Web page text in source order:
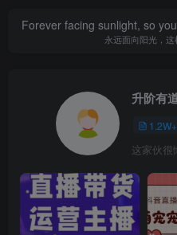
Forever facing sunlight, so
永远面向阳光，
升阶有
1.2W+
这家伙很